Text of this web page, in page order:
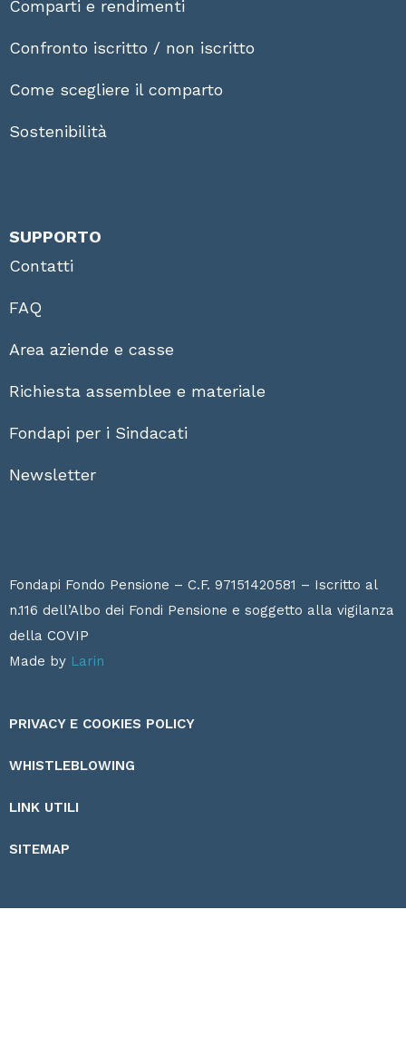
Comparti e rendimenti
Confronto iscritto / non iscritto
Come scegliere il comparto
Sostenibilità
SUPPORTO
Contatti
FAQ
Area aziende e casse
Richiesta assemblee e materiale
Fondapi per i Sindacati
Newsletter
Fondapi Fondo Pensione – C.F. 97151420581 – Iscritto al
n.116 dell’Albo dei Fondi Pensione e soggetto alla vigilanza
della COVIP
Made by Larin
PRIVACY E COOKIES POLICY
WHISTLEBLOWING
LINK UTILI
SITEMAP